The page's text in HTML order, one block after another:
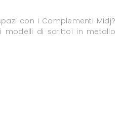
con i Complementi Midj?
modelli di scrittoi in metallo